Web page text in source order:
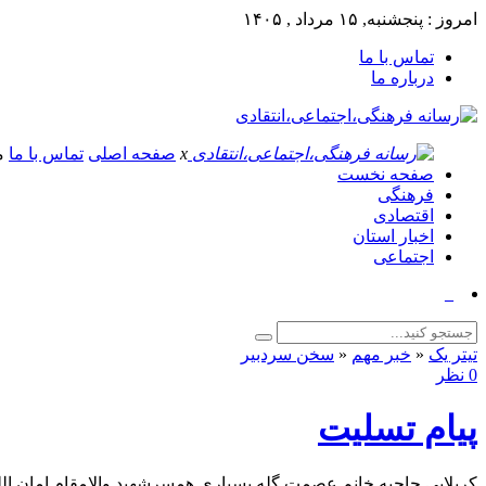
امروز : پنجشنبه, ۱۵ مرداد , ۱۴۰۵
تماس با ما
درباره ما
x صفحه اصلی تماس با ما
صفحه نخست
فرهنگی
اقتصادی
اخبار استان
اجتماعی
تیتر یک « خبر مهم « سخن سردبیر
0 نظر
پیام تسلیت